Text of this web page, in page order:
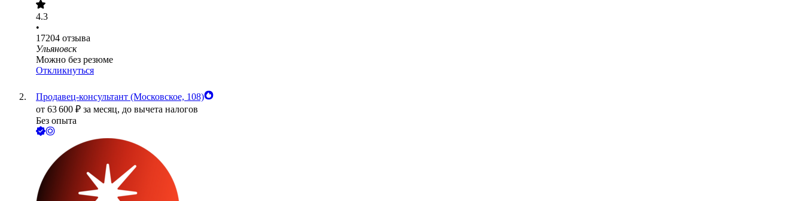
4.3
•
17204 отзыва
Ульяновск
Можно без резюме
Откликнуться
Продавец-консультант (Московское, 108)
от 63 600 ₽ за месяц, до вычета налогов
Без опыта